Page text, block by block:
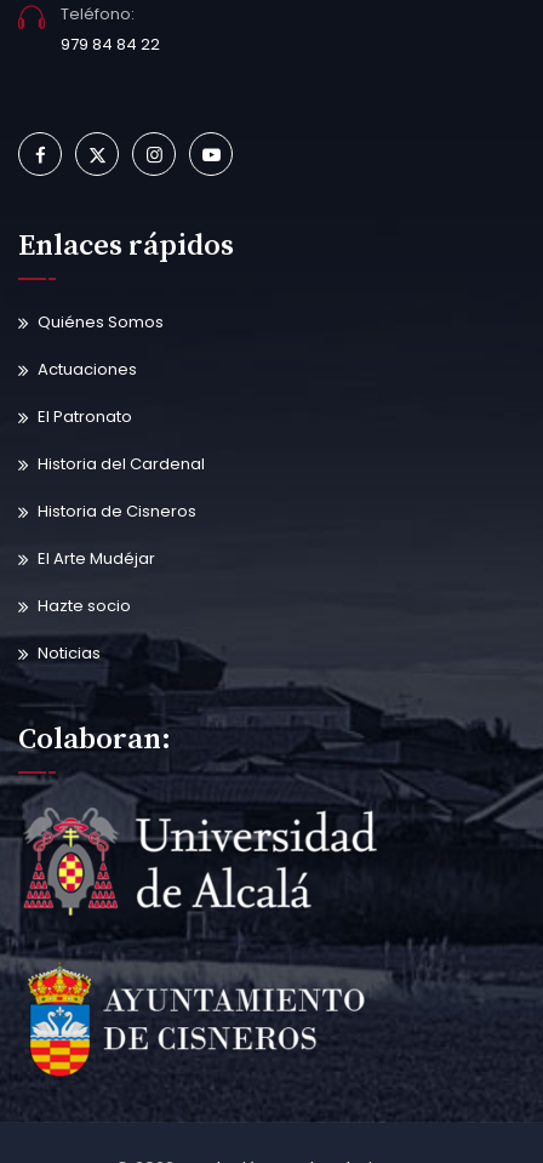
Teléfono:
979 84 84 22
Enlaces rápidos
Quiénes Somos
Actuaciones
El Patronato
Historia del Cardenal
Historia de Cisneros
El Arte Mudéjar
Hazte socio
Noticias
Colaboran: